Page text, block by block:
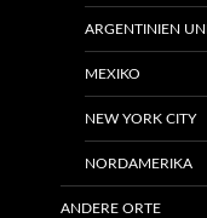
ARGENTINIEN
MEXIKO
NEW YORK CITY
NORDAMERIKA
ANDERE ORTE